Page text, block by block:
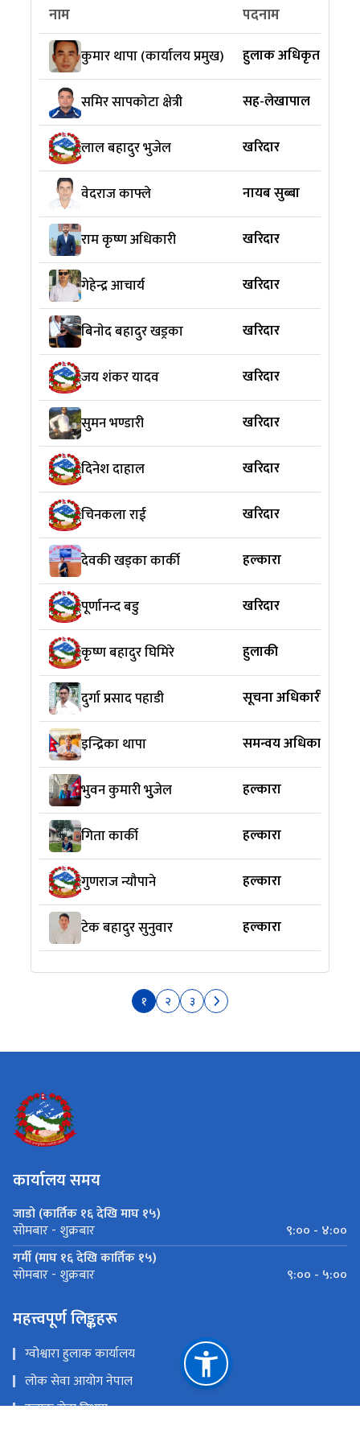
नाम पदनाम
कुमार थापा (कार्यालय प्रमुख) हुलाक अधिकृत
समिर सापकोटा क्षेत्री सह-लेखापाल
लाल बहादुर भुजेल खरिदार
वेदराज काफ्ले नायब सुब्बा
राम कृष्ण अधिकारी खरिदार
गेहेन्द्र आचार्य खरिदार
बिनाेद बहादुर खड्रका खरिदार
जय शंकर यादव खरिदार
सुमन भण्डारी खरिदार
दिनेश दाहाल खरिदार
चिनकला राई खरिदार
देवकी खड्का कार्की हल्कारा
पूर्णानन्द बडु खरिदार
कृष्ण बहादुर घिमिरे हुलाकी
दुर्गा प्रसाद पहाडी सूचना अधिकारी
इन्द्रिका थापा समन्वय अधिकारी
भुवन कुमारी भुुजेल हल्कारा
गिता कार्की हल्कारा
गुणराज न्यौपाने हल्कारा
टेक बहादुर सुनुवार हल्कारा
१ २ ३
कार्यालय समय
जाडो (कार्तिक १६ देखि माघ १५)
सोमबार - शुक्रबार
९:०० - ४:००
गर्मी (माघ १६ देखि कार्तिक १५)
सोमबार - शुक्रबार ९:०० - ५:००
महत्त्वपूर्ण लिङ्कहरू
ग्वोश्वारा हुलाक कार्यालय
लोक सेवा आयोग नेपाल
हुलाक सेवा विभाग